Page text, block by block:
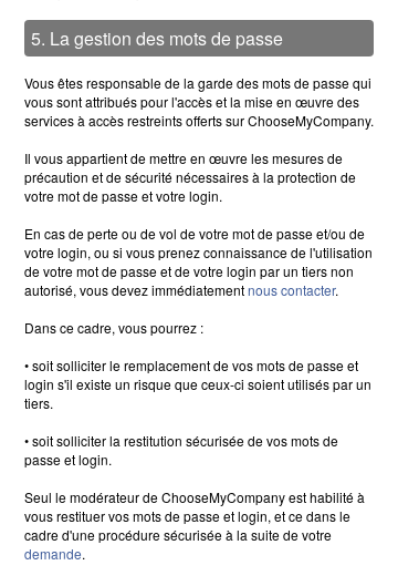
5. La gestion des mots de passe
Vous êtes responsable de la garde des mots de passe qui
vous sont attribués pour l'accès et la mise en œuvre des
services à accès restreints offerts sur ChooseMyCompany.
Il vous appartient de mettre en œuvre les mesures de
précaution et de sécurité nécessaires à la protection de
votre mot de passe et votre login.
En cas de perte ou de vol de votre mot de passe et/ou de
votre login, ou si vous prenez connaissance de l'utilisation
de votre mot de passe et de votre login par un tiers non
autorisé, vous devez immédiatementnous contacter.
Dans ce cadre, vous pourrez :
• soit solliciter le remplacement de vos mots de passe et
login s'il existe un risque que ceux-ci soient utilisés par un
tiers.
• soit solliciter la restitution sécurisée de vos mots de
passe et login.
Seul le modérateur de ChooseMyCompany est habilité à
vous restituer vos mots de passe et login, et ce dans le
cadre d'une procédure sécurisée à la suite de votre
demande.